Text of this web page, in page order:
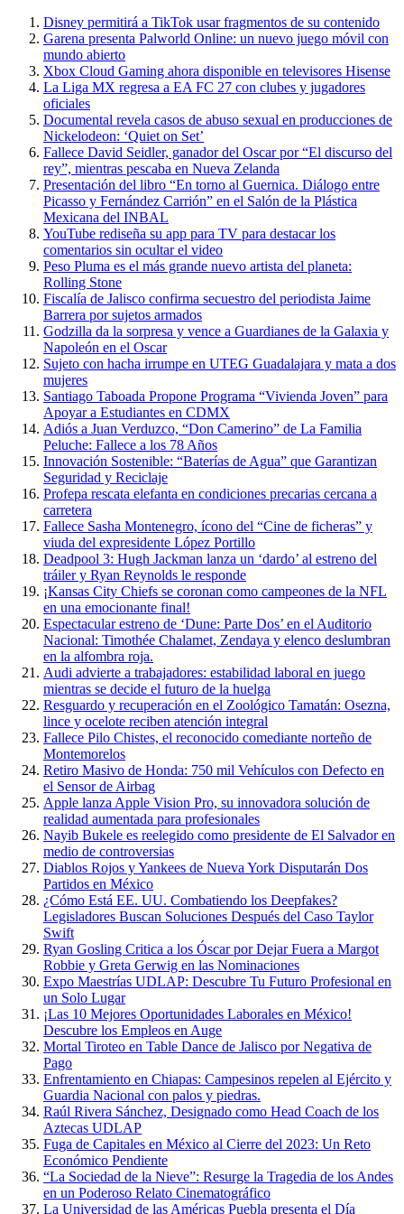
Disney permitirá a TikTok usar fragmentos de su contenido
Garena presenta Palworld Online: un nuevo juego móvil con
mundo abierto
Xbox Cloud Gaming ahora disponible en televisores Hisense
La Liga MX regresa a EA FC 27 con clubes y jugadores
oficiales
Documental revela casos de abuso sexual en producciones de
Nickelodeon: ‘Quiet on Set’
Fallece David Seidler, ganador del Oscar por “El discurso del
rey”, mientras pescaba en Nueva Zelanda
Presentación del libro “En torno al Guernica. Diálogo entre
Picasso y Fernández Carrión” en el Salón de la Plástica
Mexicana del INBAL
YouTube rediseña su app para TV para destacar los
comentarios sin ocultar el video
Peso Pluma es el más grande nuevo artista del planeta:
Rolling Stone
Fiscalía de Jalisco confirma secuestro del periodista Jaime
Barrera por sujetos armados
Godzilla da la sorpresa y vence a Guardianes de la Galaxia y
Napoleón en el Oscar
Sujeto con hacha irrumpe en UTEG Guadalajara y mata a dos
mujeres
Santiago Taboada Propone Programa “Vivienda Joven” para
Apoyar a Estudiantes en CDMX
Adiós a Juan Verduzco, “Don Camerino” de La Familia
Peluche: Fallece a los 78 Años
Innovación Sostenible: “Baterías de Agua” que Garantizan
Seguridad y Reciclaje
Profepa rescata elefanta en condiciones precarias cercana a
carretera
Fallece Sasha Montenegro, ícono del “Cine de ficheras” y
viuda del expresidente López Portillo
Deadpool 3: Hugh Jackman lanza un ‘dardo’ al estreno del
tráiler y Ryan Reynolds le responde
¡Kansas City Chiefs se coronan como campeones de la NFL
en una emocionante final!
Espectacular estreno de ‘Dune: Parte Dos’ en el Auditorio
Nacional: Timothée Chalamet, Zendaya y elenco deslumbran
en la alfombra roja.
Audi advierte a trabajadores: estabilidad laboral en juego
mientras se decide el futuro de la huelga
Resguardo y recuperación en el Zoológico Tamatán: Osezna,
lince y ocelote reciben atención integral
Fallece Pilo Chistes, el reconocido comediante norteño de
Montemorelos
Retiro Masivo de Honda: 750 mil Vehículos con Defecto en
el Sensor de Airbag
Apple lanza Apple Vision Pro, su innovadora solución de
realidad aumentada para profesionales
Nayib Bukele es reelegido como presidente de El Salvador en
medio de controversias
Diablos Rojos y Yankees de Nueva York Disputarán Dos
Partidos en México
¿Cómo Está EE. UU. Combatiendo los Deepfakes?
Legisladores Buscan Soluciones Después del Caso Taylor
Swift
Ryan Gosling Critica a los Óscar por Dejar Fuera a Margot
Robbie y Greta Gerwig en las Nominaciones
Expo Maestrías UDLAP: Descubre Tu Futuro Profesional en
un Solo Lugar
¡Las 10 Mejores Oportunidades Laborales en México!
Descubre los Empleos en Auge
Mortal Tiroteo en Table Dance de Jalisco por Negativa de
Pago
Enfrentamiento en Chiapas: Campesinos repelen al Ejército y
Guardia Nacional con palos y piedras.
Raúl Rivera Sánchez, Designado como Head Coach de los
Aztecas UDLAP
Fuga de Capitales en México al Cierre del 2023: Un Reto
Económico Pendiente
“La Sociedad de la Nieve”: Resurge la Tragedia de los Andes
en un Poderoso Relato Cinematográfico
La Universidad de las Américas Puebla presenta el Día